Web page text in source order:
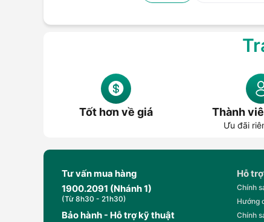
Tốt hơn về giá Thành
Ưu đãi
Tư vấn mua hàng
1900.2091 (Nhánh 1)
(Từ 8h30 - 21h30)
Bảo hành - Hỗ trợ kỹ thuật
Hỗ
Chính
Hướng
Chính